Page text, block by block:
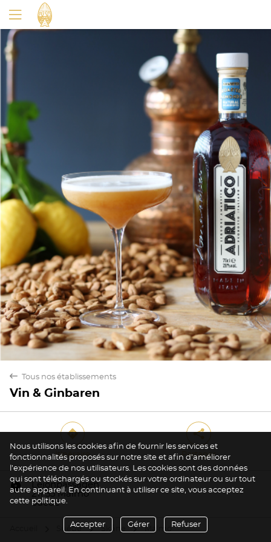
back Tous nos établissements
Vin & Ginbaren
Oui Non
direction
Itinéraire
share
Partager
marker
Lejonpassagen
211 35 Malmö
Suède
Suède arrow Skåne Malmö
Nous utilisons les cookies afin de fournir les services et
fonctionnalités proposés sur notre site et afin d’améliorer
l’expérience de nos utilisateurs. Les cookies sont des données
qui sont téléchargés ou stockés sur votre ordinateur ou sur tout
autre appareil. En continuant à utiliser ce site, vous acceptez
cette politique.
Accepter Gérer Refuser